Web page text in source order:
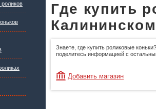
роликов
Где купить
Знаете, где купить роликовые
поделитесь информацией с
Добавить магазин